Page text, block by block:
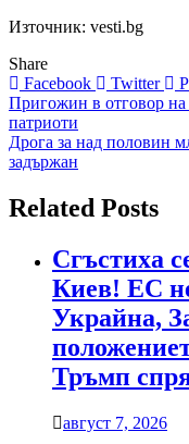
Източник: vesti.bg
Share
Facebook
Twitter
Навигация
Пригожин в отговор
патриоти
Дрога за над половин
задържан
Related Posts
Сгъстиха
Киев! ЕС
Украйна,
Тръмп
август 7, 2026